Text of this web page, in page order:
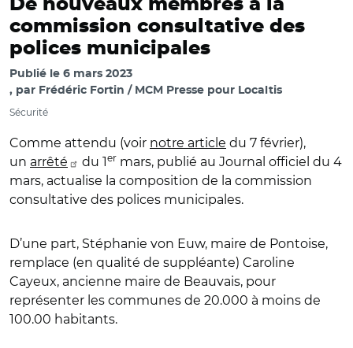
De nouveaux membres à la
commission consultative des
polices municipales
Publié le 6 mars 2023
par Frédéric Fortin / MCM Presse pour Localtis
Sécurité
Comme attendu (voir notre article du 7 février),
un arrêté du 1er mars, publié au Journal officiel du 4
mars, actualise la composition de la commission
consultative des polices municipales.
D’une part, Stéphanie von Euw, maire de Pontoise,
remplace (en qualité de suppléante) Caroline
Cayeux, ancienne maire de Beauvais, pour
représenter les communes de 20.000 à moins de
100.00 habitants.